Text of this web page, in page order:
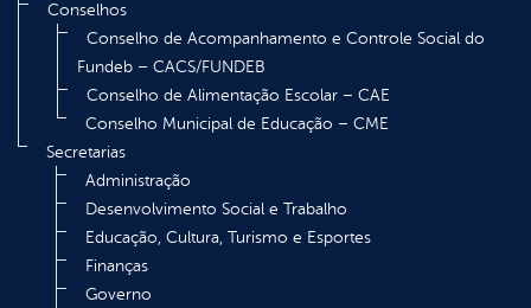
Conselhos
Conselho de Acompanhamento e Controle Social do
Fundeb – CACS/FUNDEB
Conselho de Alimentação Escolar – CAE
Conselho Municipal de Educação – CME
Secretarias
Administração
Desenvolvimento Social e Trabalho
Educação, Cultura, Turismo e Esportes
Finanças
Governo